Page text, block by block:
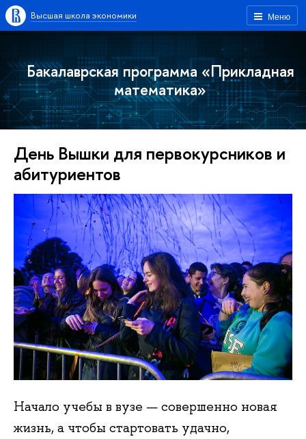
Меню
Высшая школа экономики
Бакалаврская программа «Прикладная
математика»
День Вышки для первокурсников и
абитуриентов
Начало учебы в вузе — совершенно новая
жизнь, а чтобы стартовать удачно,